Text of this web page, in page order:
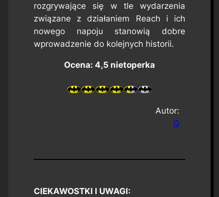
rozgrywające się w tle wydarzenia
związane z działaniem Reach i ich
nowego napoju stanowią dobre
wprowadzenie do kolejnych historii.
Ocena: 4,5 nietoperka
Autor:
Q
CIEKAWOSTKI I UWAGI: